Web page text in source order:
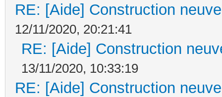
RE: [Aide] Construction
12/11/2020, 20:21:41
RE: [Aide] Construction
13/11/2020, 10:33:19
RE: [Aide] Construction